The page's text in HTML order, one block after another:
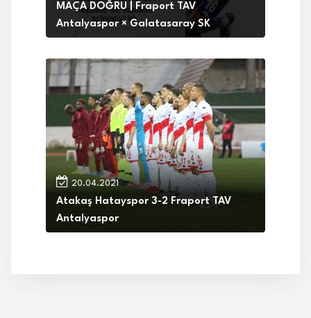
MAÇA DOĞRU | Fraport TAV
Antalyaspor × Galatasaray SK
20.04.2021
Atakaş Hatayspor 3-2 Fraport TAV
Antalyaspor